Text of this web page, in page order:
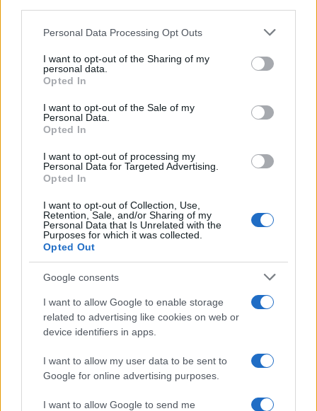
Please note that this website/app uses one or more Google
not limited to your visit or usage behaviour. You may click to
grant or deny consent to Google and its third-party tags to
use your data for below specified purposes in below Google
consent section.
Personal Data Processing Opt Outs
I want to opt-out of the Sharing of my
personal data.
Opted In
I want to opt-out of the Sale of my
Personal Data.
Opted In
I want to opt-out of processing my
Personal Data for Targeted Advertising.
Opted In
I want to opt-out of Collection, Use,
Retention, Sale, and/or Sharing of my
Personal Data that Is Unrelated with the
Purposes for which it was collected.
Opted Out
Google consents
I want to allow Google to enable storage
related to advertising like cookies on web or
device identifiers in apps.
I want to allow my user data to be sent to
Google for online advertising purposes.
I want to allow Google to send me
Pesquisas eleitorais mostram Lula à frente de Flávio Bolsonaro
nas intenções de voto
Bruno Costa · 5 ago 2026
Nome
Kinza Babylon Staked BTC
(KBTC)
$83,270.00